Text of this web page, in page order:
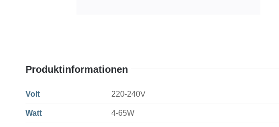
Produktinformationen
Volt 220-240V
Watt 4-65W